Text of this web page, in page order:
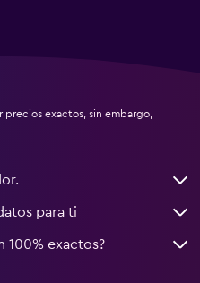
exactos, sin embargo,
para ti
100% exactos?